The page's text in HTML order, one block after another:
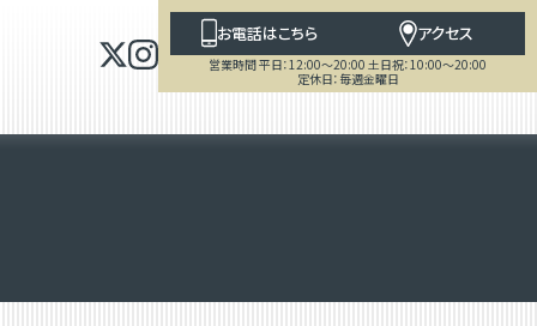
お電話はこちら アクセス
営業時間 平日：12:00～20:00 土日祝：10:00～20:00
定休日：毎週金曜日